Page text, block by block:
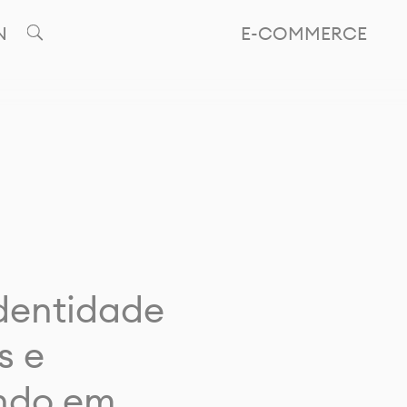
E-COMMERCE
e